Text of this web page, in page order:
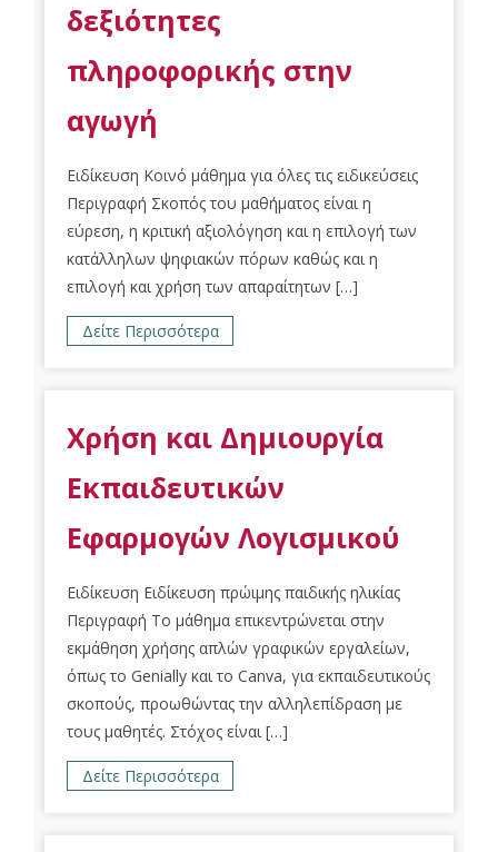
δεξιότητες
πληροφορικής στην
αγωγή
Ειδίκευση Κοινό μάθημα για όλες τις ειδικεύσεις
Περιγραφή Σκοπός του μαθήματος είναι η
εύρεση, η κριτική αξιολόγηση και η επιλογή των
κατάλληλων ψηφιακών πόρων καθώς και η
επιλογή και χρήση των απαραίτητων […]
Δείτε Περισσότερα
Χρήση και Δημιουργία
Εκπαιδευτικών
Εφαρμογών Λογισμικού
Ειδίκευση Ειδίκευση πρώιμης παιδικής ηλικίας
Περιγραφή Το μάθημα επικεντρώνεται στην
εκμάθηση χρήσης απλών γραφικών εργαλείων,
όπως το Genially και το Canva, για εκπαιδευτικούς
σκοπούς, προωθώντας την αλληλεπίδραση με
τους μαθητές. Στόχος είναι […]
Δείτε Περισσότερα